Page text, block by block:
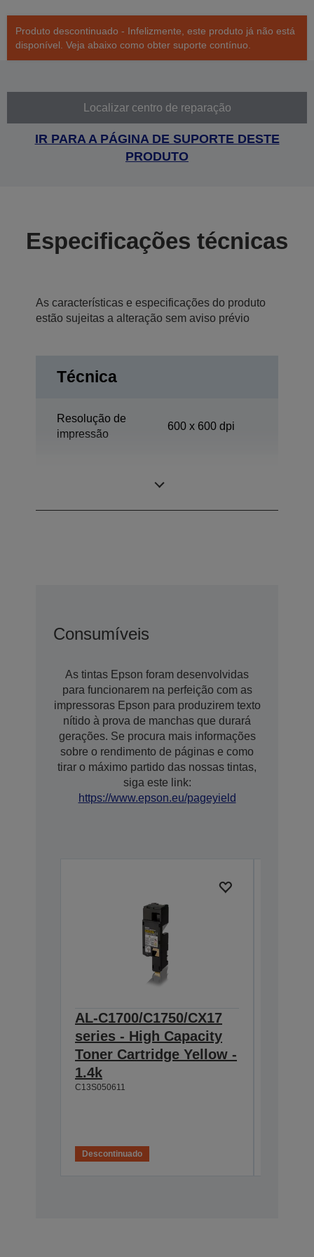
Produto descontinuado - Infelizmente, este produto já não está
disponível. Veja abaixo como obter suporte contínuo.
Localizar centro de reparação
IR PARA A PÁGINA DE SUPORTE DESTE
PRODUTO
Especificações técnicas
As características e especificações do produto
estão sujeitas a alteração sem aviso prévio
Técnica
Resolução de
impressão
600 x 600 dpi
Consumíveis
As tintas Epson foram desenvolvidas
para funcionarem na perfeição com as
impressoras Epson para produzirem texto
nítido à prova de manchas que durará
gerações. Se procura mais informações
sobre o rendimento de páginas e como
tirar o máximo partido das nossas tintas,
siga este link:
https://www.epson.eu/pageyield
AL-C1700/C1750/CX17
series - High Capacity
Toner Cartridge Yellow -
1.4k
C13S050611
Descontinuado